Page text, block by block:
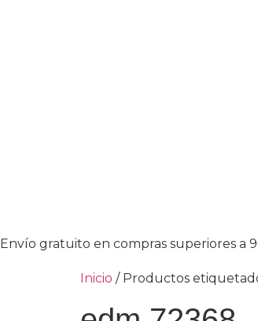
Envío gratuito en compras superiores a
Inicio / Productos